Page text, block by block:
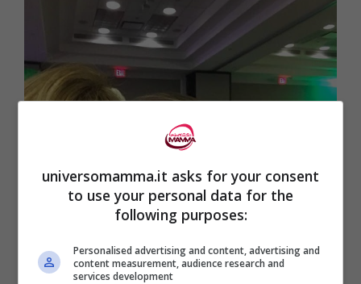
universomamma.it asks for your consent
to use your personal data for the
following purposes:
Personalised advertising and content, advertising and
content measurement, audience research and
services development